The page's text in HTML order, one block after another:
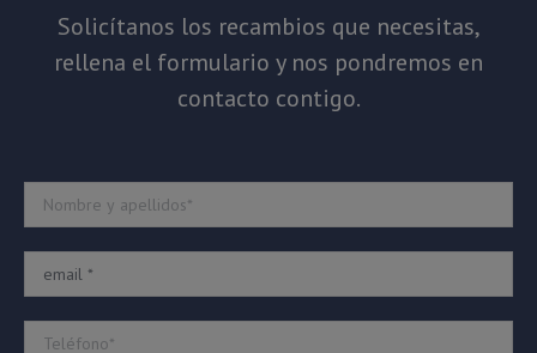
Solicítanos los recambios que necesitas,
rellena el formulario y nos pondremos en
contacto contigo.